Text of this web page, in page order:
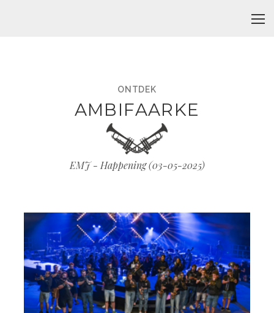
ONTDEK
AMBIFAARKE
EMJ - Happening (03-05-2025)